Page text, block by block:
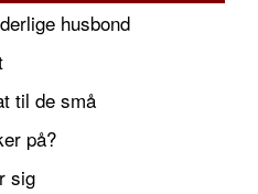
husbond
til de små
på?
sig